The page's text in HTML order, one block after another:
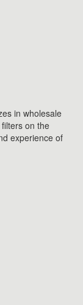
in wholesale
on the
experience of